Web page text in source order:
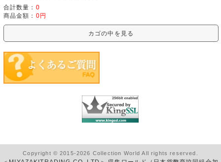
合計数量： 0
商品金額： 0円
カゴの中を見る
Copyright © 2015-2026 Collection World All rights reserved.